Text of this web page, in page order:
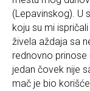
(Lepavinskog). U
koju su mi
živela aždaja sa
rednovno
jedan čovek nije
mač je bio